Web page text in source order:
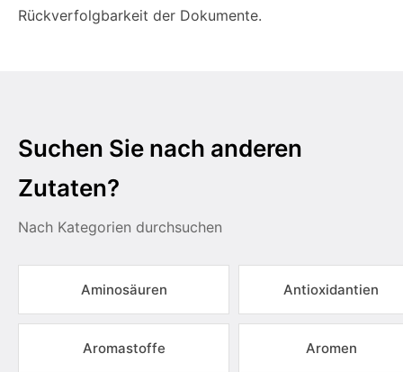
Rückverfolgbarkeit der Dokumente.
Suchen Sie nach anderen
Zutaten?
Nach Kategorien durchsuchen
Aminosäuren Antioxidantien
Aromastoffe Aromen